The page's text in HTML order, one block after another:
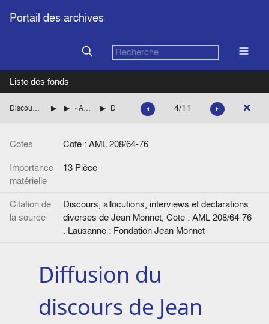
Portail des archives
Liste des fonds
Discours, allocutions, interviews et declarations diverses de Jean Monnet Année 1964
«Allocution prononcée par M. Jean Monnet au Congrès Européen du Groupe Parlementaire Social-Démocrate Allemand». Bad-Godesberg 4/11
Cotes
Cote : AML 208/64-76
Importance
matérielle
13 Pièce
Citation de
la source
Discours, allocutions, interviews et declarations
diverses de Jean Monnet, Cote : AML 208/64-76
. Lausanne : Fondation Jean Monnet
Diffusion du
discours de Jean